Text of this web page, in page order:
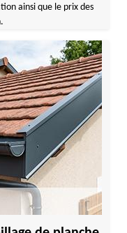
ainsi que le prix des